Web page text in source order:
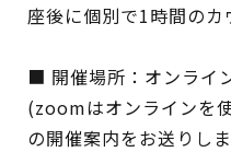
座後に個別で1時間の
■ 開催場所：オンライ
(zoomはオンラインを
の開催案内をお送りし